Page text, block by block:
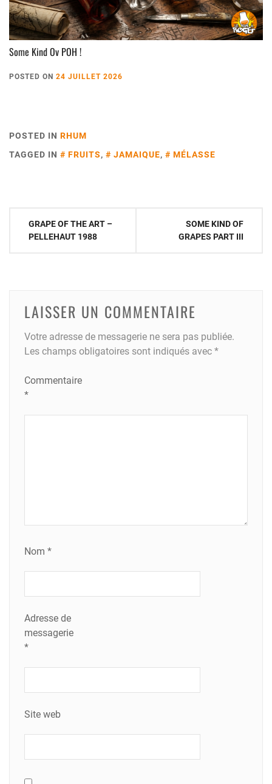
Some Kind Ov POH !
POSTED ON 24 JUILLET 2026
POSTED IN RHUM
TAGGED IN
FRUITS, JAMAIQUE, MÉLASSE
Navigation
GRAPE OF THE ART –
PELLEHAUT 1988
SOME KIND OF
GRAPES PART III
LAISSER UN COMMENTAIRE
Votre adresse de messagerie ne sera pas publiée.
Les champs obligatoires sont indiqués avec *
Commentaire
*
Nom *
Adresse de
messagerie
*
Site web